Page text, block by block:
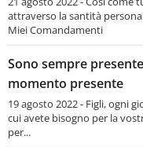
attraverso la santità
Miei Comandamenti
Sono sempre
momento presente
19 agosto 2022 - Figli, ogni
cui avete bisogno per la
per...